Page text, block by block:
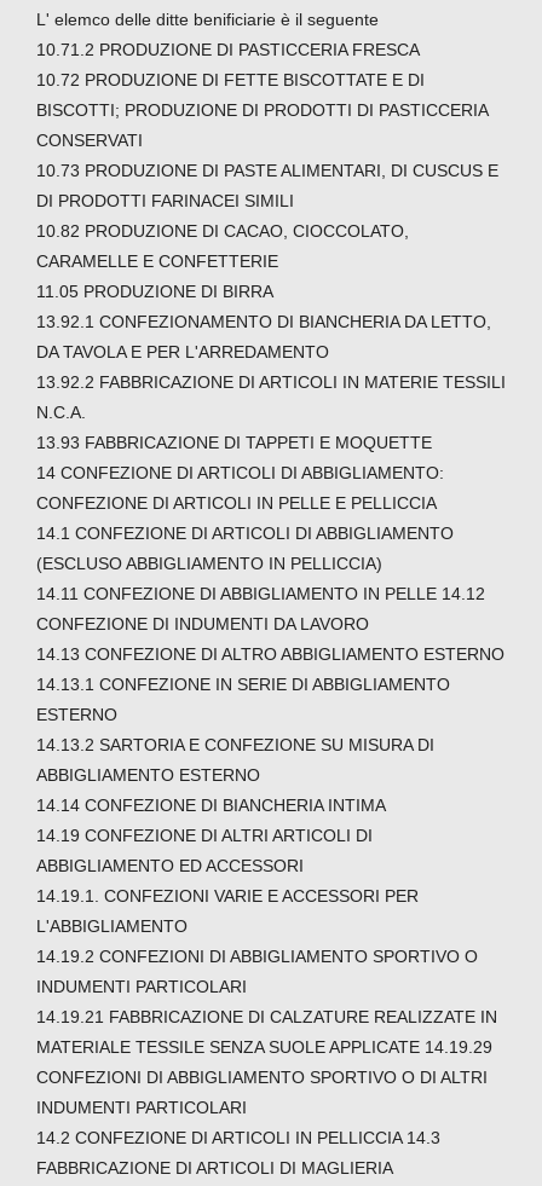
L' elemco delle ditte benificiarie è il seguente
10.71.2 PRODUZIONE DI PASTICCERIA FRESCA
10.72 PRODUZIONE DI FETTE BISCOTTATE E DI
BISCOTTI; PRODUZIONE DI PRODOTTI DI PASTICCERIA
CONSERVATI
10.73 PRODUZIONE DI PASTE ALIMENTARI, DI CUSCUS E
DI PRODOTTI FARINACEI SIMILI
10.82 PRODUZIONE DI CACAO, CIOCCOLATO,
CARAMELLE E CONFETTERIE
11.05 PRODUZIONE DI BIRRA
13.92.1 CONFEZIONAMENTO DI BIANCHERIA DA LETTO,
DA TAVOLA E PER L'ARREDAMENTO
13.92.2 FABBRICAZIONE DI ARTICOLI IN MATERIE TESSILI
N.C.A.
13.93 FABBRICAZIONE DI TAPPETI E MOQUETTE
14 CONFEZIONE DI ARTICOLI DI ABBIGLIAMENTO:
CONFEZIONE DI ARTICOLI IN PELLE E PELLICCIA
14.1 CONFEZIONE DI ARTICOLI DI ABBIGLIAMENTO
(ESCLUSO ABBIGLIAMENTO IN PELLICCIA)
14.11 CONFEZIONE DI ABBIGLIAMENTO IN PELLE 14.12
CONFEZIONE DI INDUMENTI DA LAVORO
14.13 CONFEZIONE DI ALTRO ABBIGLIAMENTO ESTERNO
14.13.1 CONFEZIONE IN SERIE DI ABBIGLIAMENTO
ESTERNO
14.13.2 SARTORIA E CONFEZIONE SU MISURA DI
ABBIGLIAMENTO ESTERNO
14.14 CONFEZIONE DI BIANCHERIA INTIMA
14.19 CONFEZIONE DI ALTRI ARTICOLI DI
ABBIGLIAMENTO ED ACCESSORI
14.19.1. CONFEZIONI VARIE E ACCESSORI PER
L'ABBIGLIAMENTO
14.19.2 CONFEZIONI DI ABBIGLIAMENTO SPORTIVO O
INDUMENTI PARTICOLARI
14.19.21 FABBRICAZIONE DI CALZATURE REALIZZATE IN
MATERIALE TESSILE SENZA SUOLE APPLICATE 14.19.29
CONFEZIONI DI ABBIGLIAMENTO SPORTIVO O DI ALTRI
INDUMENTI PARTICOLARI
14.2 CONFEZIONE DI ARTICOLI IN PELLICCIA 14.3
FABBRICAZIONE DI ARTICOLI DI MAGLIERIA